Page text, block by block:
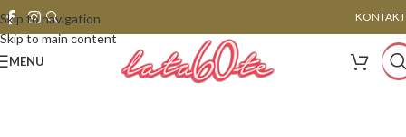
Skip to navigation
Skip to main content
KONTAKT
MENU